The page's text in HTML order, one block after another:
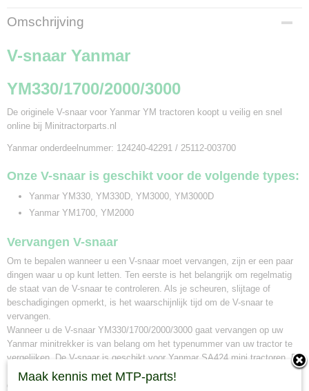
Bruto gewicht
0,20 Kg
Omschrijving
V-snaar Yanmar
YM330/1700/2000/3000
De originele V-snaar voor Yanmar YM tractoren koopt u veilig en snel
online bij Minitractorparts.nl
Yanmar onderdeelnummer: 124240-42291 / 25112-003700
Onze V-snaar is geschikt voor de volgende types:
Yanmar YM330, YM330D, YM3000, YM3000D
Yanmar YM1700, YM2000
Vervangen V-snaar
Om te bepalen wanneer u een V-snaar moet vervangen, zijn er een paar
dingen waar u op kunt letten. Ten eerste is het belangrijk om regelmatig
de staat van de V-snaar te controleren. Als je scheuren, slijtage of
beschadigingen opmerkt, is het waarschijnlijk tijd om de V-snaar te
vervangen.
Wanneer u de V-snaar YM330/1700/2000/3000 gaat vervangen op uw
Yanmar minitrekker is van belang om het typenummer van uw tractor te
vergelijken. De V-snaar is geschikt voor Yanmar SA424 mini tractoren. Bij
Minitractorparts kunnen wij u ook adviseren welke V-snaar het beste
geschikt is voor uw minitrekker. Neem hiervoor contact op met onze mini
Maak kennis met MTP-parts!